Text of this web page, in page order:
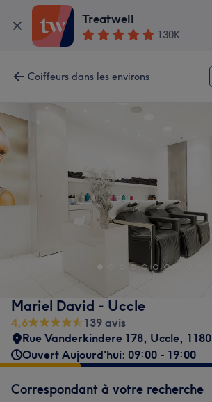
Treatwell
130K
Coiffeurs dans les environs
Mariel David - Uccle
4,6
139 avis
Rue Vanderkindere 178, Uccle, 1180
Ouvert Aujourd'hui: 09:00 - 19:00
Correspondant à votre recherche